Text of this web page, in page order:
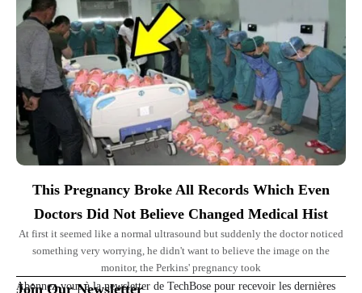
This Pregnancy Broke All Records Which Even
Doctors Did Not Believe Changed Medical Hist
At first it seemed like a normal ultrasound but suddenly the doctor noticed
something very worrying, he didn't want to believe the image on the
monitor, the Perkins' pregnancy took
Join Our Newsletter
Abonnez-vous à la newsletter de TechBose pour recevoir les dernières